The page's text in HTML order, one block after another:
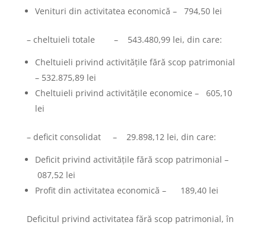
Venituri din activitatea economică – 794,50 lei
– cheltuieli totale – 543.480,99 lei, din care:
Cheltuieli privind activităţile fără scop patrimonial
– 532.875,89 lei
Cheltuieli privind activităţile economice – 605,10
lei
– deficit consolidat – 29.898,12 lei, din care:
Deficit privind activităţile fără scop patrimonial –
087,52 lei
Profit din activitatea economică – 189,40 lei
Deficitul privind activitatea fără scop patrimonial, în